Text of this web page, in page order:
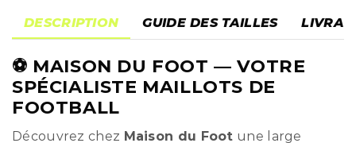
DESCRIPTION GUIDE DES TAILLES
⚽ MAISON DU FOOT — VOTRE
SPÉCIALISTE MAILLOTS DE
FOOTBALL
Découvrez chez Maison du Foot une large